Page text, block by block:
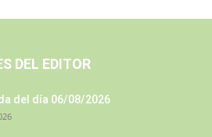
DEL EDITOR
del día 06/08/2026